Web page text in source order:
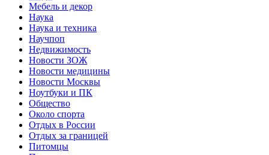
Мебель и декор
Наука
Наука и техника
Научпоп
Недвижимость
Новости ЗОЖ
Новости медицины
Новости Москвы
Ноутбуки и ПК
Общество
Около спорта
Отдых в России
Отдых за границей
Питомцы